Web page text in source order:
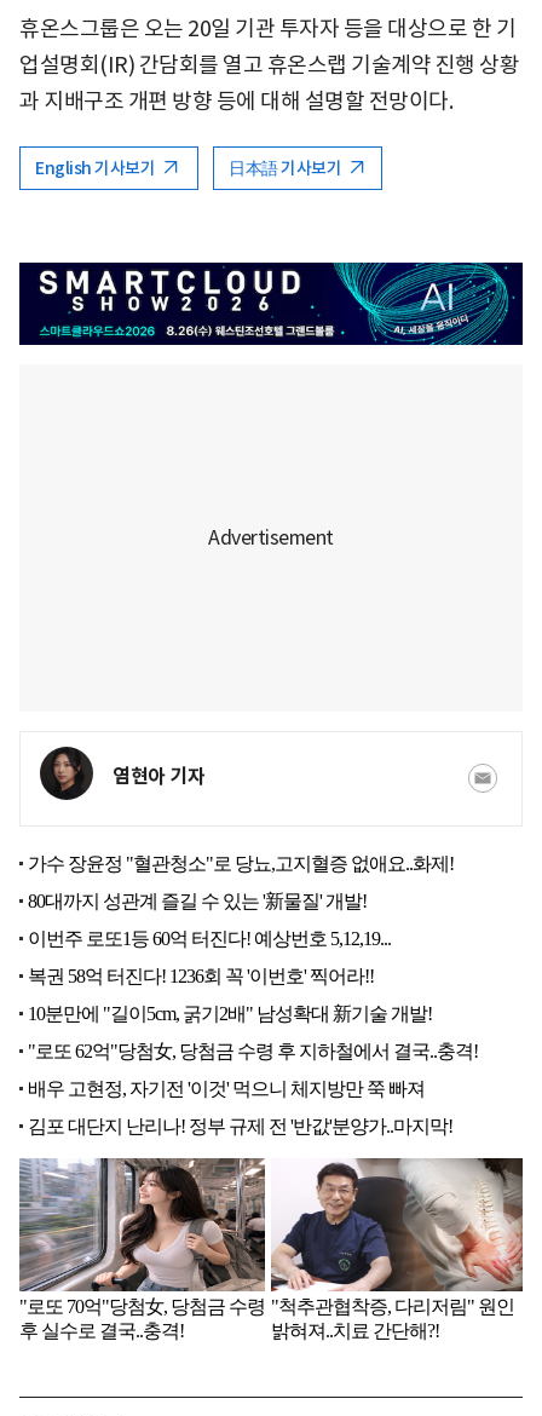
휴온스그룹은 오는 20일 기관 투자자 등을 대상으로 한 기
업설명회(IR) 간담회를 열고 휴온스랩 기술계약 진행 상황
과 지배구조 개편 방향 등에 대해 설명할 전망이다.
English 기사보기 日本語 기사보기
염현아 기자